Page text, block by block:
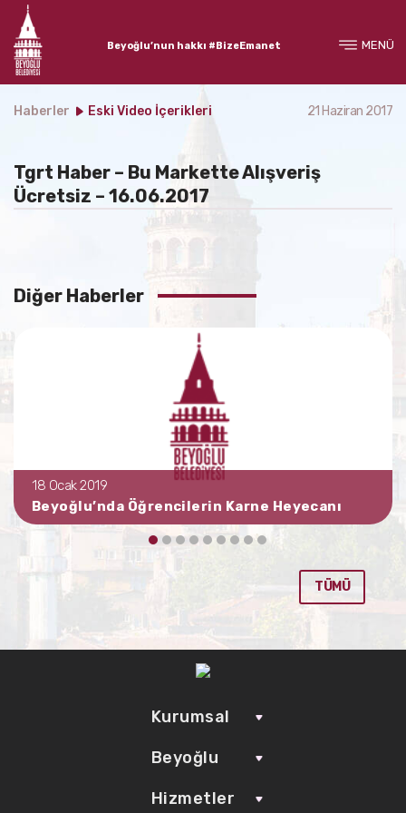
Beyoğlu’nun hakkı #BizeEmanet MENÜ
Haberler Eski Video İçerikleri 21 Haziran 2017
Tgrt Haber – Bu Markette Alışveriş
Ücretsiz – 16.06.2017
Diğer Haberler
18 Ocak 2019
Beyoğlu’nda Öğrencilerin Karne Heyecanı
TÜMÜ
Kurumsal
Beyoğlu
Hizmetler